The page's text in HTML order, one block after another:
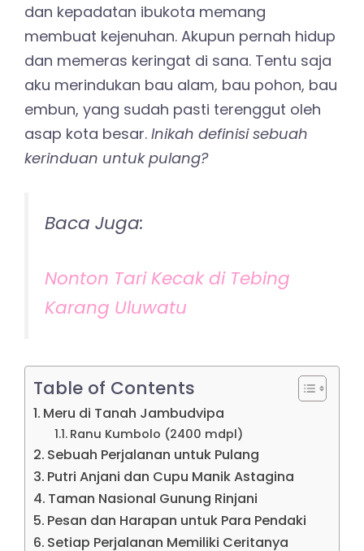
dan kepadatan ibukota memang
membuat kejenuhan. Akupun pernah hidup
dan memeras keringat di sana. Tentu saja
aku merindukan bau alam, bau pohon, bau
embun, yang sudah pasti terenggut oleh
asap kota besar. Inikah definisi sebuah
kerinduan untuk pulang?
Baca Juga:
Nonton Tari Kecak di Tebing
Karang Uluwatu
Table of Contents
Meru di Tanah Jambudvipa
Ranu Kumbolo (2400 mdpl)
Sebuah Perjalanan untuk Pulang
Putri Anjani dan Cupu Manik Astagina
Taman Nasional Gunung Rinjani
Pesan dan Harapan untuk Para Pendaki
Setiap Perjalanan Memiliki Ceritanya